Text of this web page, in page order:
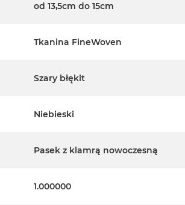
od 13,5cm do 15cm
Tkanina FineWoven
Szary błękit
Niebieski
Pasek z klamrą nowoczesną
1.000000